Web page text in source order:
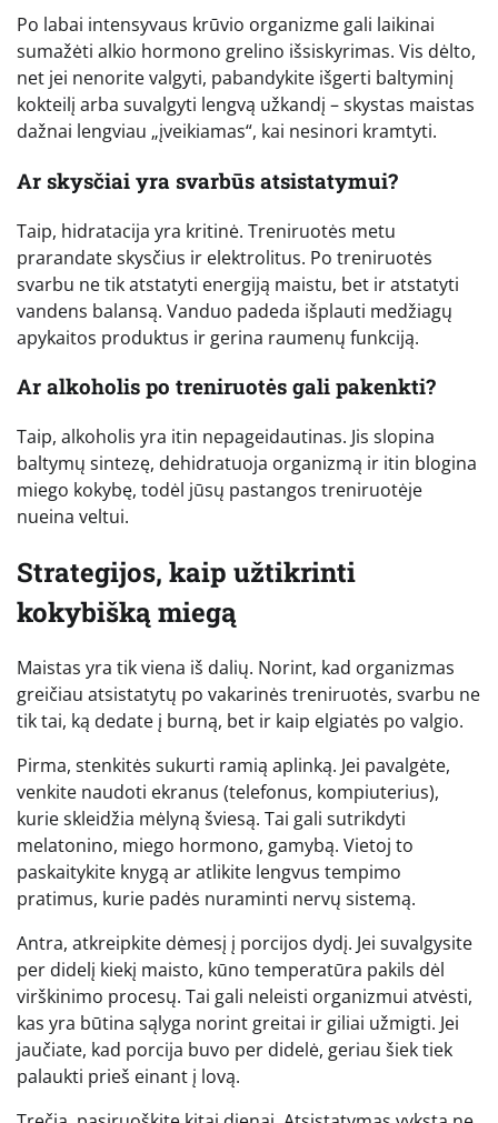
Po labai intensyvaus krūvio organizme gali laikinai
sumažėti alkio hormono grelino išsiskyrimas. Vis dėlto,
net jei nenorite valgyti, pabandykite išgerti baltyminį
kokteilį arba suvalgyti lengvą užkandį – skystas maistas
dažnai lengviau „įveikiamas“, kai nesinori kramtyti.
Ar skysčiai yra svarbūs atsistatymui?
Taip, hidratacija yra kritinė. Treniruotės metu
prarandate skysčius ir elektrolitus. Po treniruotės
svarbu ne tik atstatyti energiją maistu, bet ir atstatyti
vandens balansą. Vanduo padeda išplauti medžiagų
apykaitos produktus ir gerina raumenų funkciją.
Ar alkoholis po treniruotės gali pakenkti?
Taip, alkoholis yra itin nepageidautinas. Jis slopina
baltymų sintezę, dehidratuoja organizmą ir itin blogina
miego kokybę, todėl jūsų pastangos treniruotėje
nueina veltui.
Strategijos, kaip užtikrinti
kokybišką miegą
Maistas yra tik viena iš dalių. Norint, kad organizmas
greičiau atsistatytų po vakarinės treniruotės, svarbu ne
tik tai, ką dedate į burną, bet ir kaip elgiatės po valgio.
Pirma, stenkitės sukurti ramią aplinką. Jei pavalgėte,
venkite naudoti ekranus (telefonus, kompiuterius),
kurie skleidžia mėlyną šviesą. Tai gali sutrikdyti
melatonino, miego hormono, gamybą. Vietoj to
paskaitykite knygą ar atlikite lengvus tempimo
pratimus, kurie padės nuraminti nervų sistemą.
Antra, atkreipkite dėmesį į porcijos dydį. Jei suvalgysite
per didelį kiekį maisto, kūno temperatūra pakils dėl
virškinimo procesų. Tai gali neleisti organizmui atvėsti,
kas yra būtina sąlyga norint greitai ir giliai užmigti. Jei
jaučiate, kad porcija buvo per didelė, geriau šiek tiek
palaukti prieš einant į lovą.